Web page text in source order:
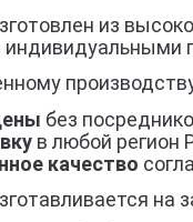
из
индивидуальными
без
в любой регион
качество